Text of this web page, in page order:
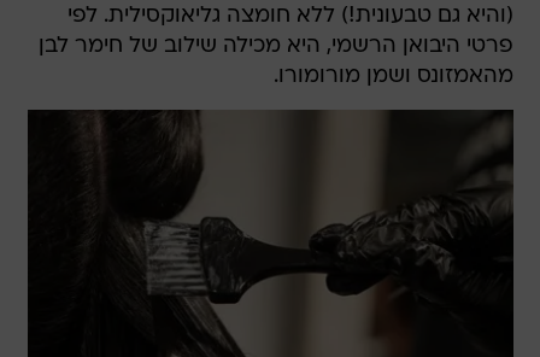
(והיא גם טבעונית!) ללא חומצה גליאוקסילית. לפי
פרטי היבואן הרשמי, היא מכילה שילוב של חימר לבן
מהאמזונס ושמן מורומורו.